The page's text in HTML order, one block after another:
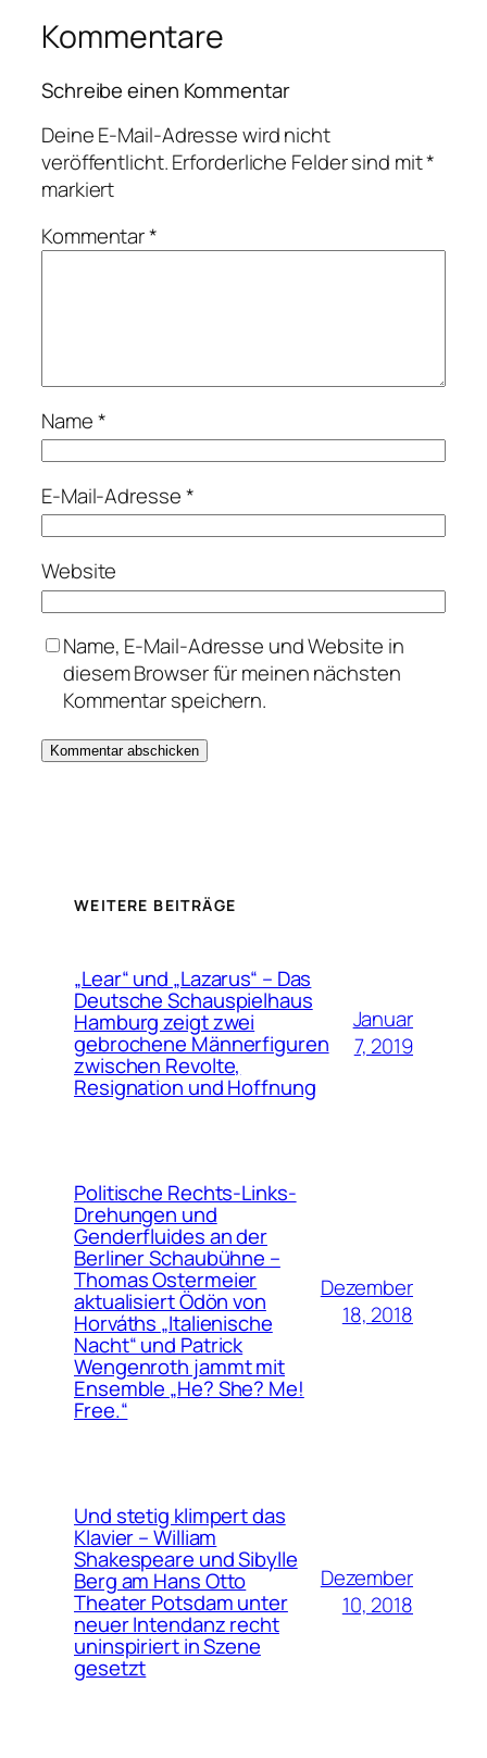
Kommentare
Schreibe einen Kommentar
Deine E-Mail-Adresse wird nicht
veröffentlicht.Erforderliche Felder sind mit*
markiert
Kommentar*
Name*
E-Mail-Adresse*
Website
Name, E-Mail-Adresse und Website in
diesem Browser für meinen nächsten
Kommentar speichern.
WEITERE BEITRÄGE
„Lear“ und „Lazarus“ – Das
Deutsche Schauspielhaus
Hamburg zeigt zwei
gebrochene Männerfiguren
zwischen Revolte,
Resignation und Hoffnung
Januar
7, 2019
Politische Rechts-Links-
Drehungen und
Genderfluides an der
Berliner Schaubühne –
Thomas Ostermeier
aktualisiert Ödön von
Horváths „Italienische
Nacht“ und Patrick
Wengenroth jammt mit
Ensemble „He? She? Me!
Free.“
Dezember
18, 2018
Und stetig klimpert das
Klavier – William
Shakespeare und Sibylle
Berg am Hans Otto
Theater Potsdam unter
neuer Intendanz recht
uninspiriert in Szene
gesetzt
Dezember
10, 2018